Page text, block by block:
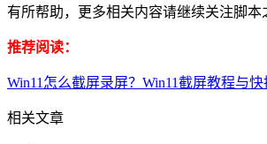
有所帮助，更多相关内容请继续关注脚本
推荐阅读：
Win11怎么截屏录屏？Win11截屏教程与
相关文章